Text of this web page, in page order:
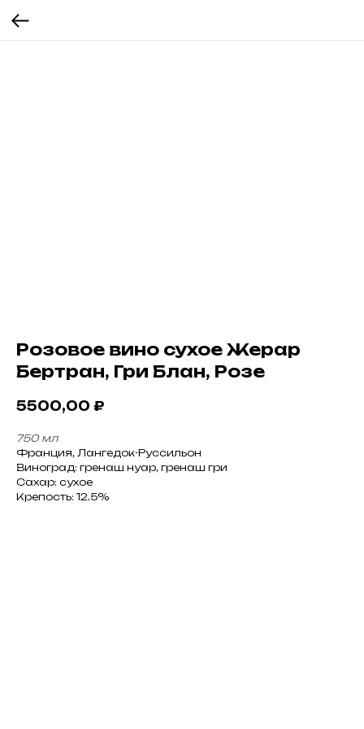
Розовое вино сухое Жерар
Бертран, Гри Блан, Розе
5500,00 ₽
750 мл
Франция, Лангедок-Руссильон
Виноград: гренаш нуар, гренаш гри
Сахар: сухое
Крепость: 12.5%